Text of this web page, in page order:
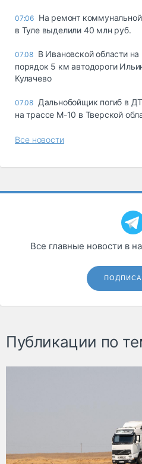
07:06 На ремонт
в Туле выделили 40 млн руб.
07.08 В Ивановской области
порядок 5 км автодороги
Кулачево
07.08 Дальнобойщик погиб в
на трассе М-10 в Тверской
Все новости
Все главные новости в
Публикации по